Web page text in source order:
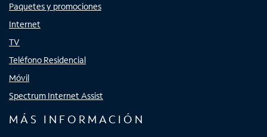
Paquetes y promociones
Internet
TV
Teléfono Residencial
Móvil
Spectrum Internet Assist
MÁS INFORMACIÓN